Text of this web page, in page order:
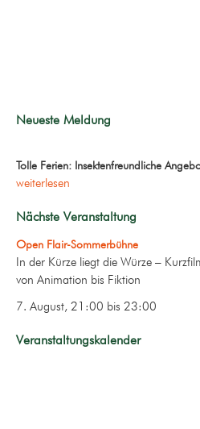
Neueste Meldung
Tolle Ferien: Insektenfreundliche
weiterlesen
Nächste Veranstaltung
Open Flair-Sommerbühne
In der Kürze liegt die Würze –
von Animation bis Fiktion
7. August, 21:00 bis 23:00
Veranstaltungskalender